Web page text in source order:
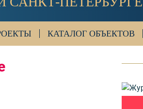
КАТАЛОГ ОБЪЕКТОВ